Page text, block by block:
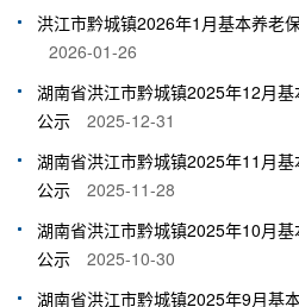
洪江市黔城镇2026年1月基本养老
2026-01-26
湖南省洪江市黔城镇2025年12月
公示
2025-12-31
湖南省洪江市黔城镇2025年11月
公示
2025-11-28
湖南省洪江市黔城镇2025年10月
公示
2025-10-30
湖南省洪江市黔城镇2025年9月基